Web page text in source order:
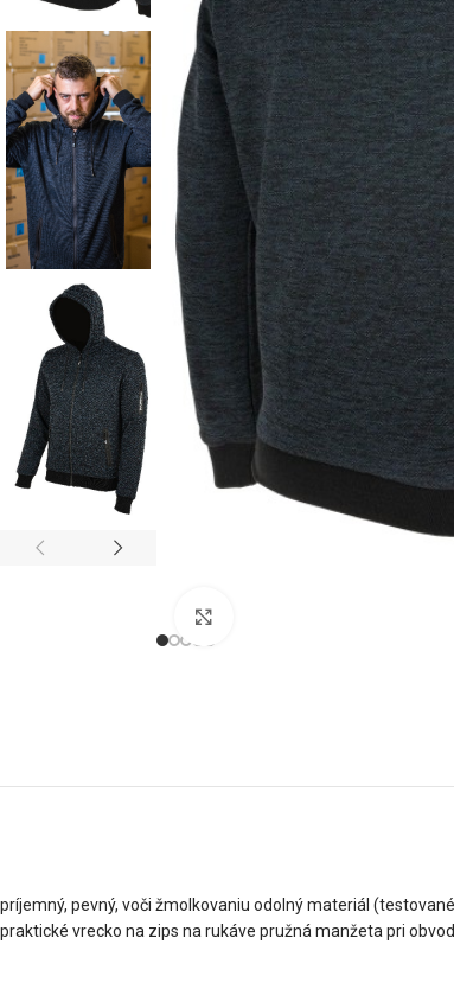
príjemný, pevný, voči žmolkovaniu odolný materiál
praktické vrecko na zips na rukáve pružná manžeta pri